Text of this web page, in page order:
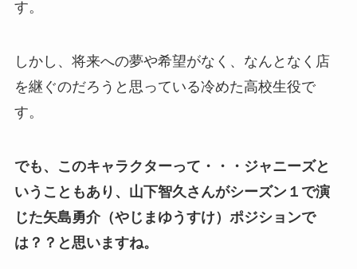
す。
しかし、 将来への夢や希望がなく、なんとなく店
を継ぐのだろうと思っている冷めた高校生役で
す。
でも、このキャラクターって・・・ジャニーズと
いうこともあり、山下智久さんがシーズン１で演
じた矢島勇介（やじまゆうすけ）ポジションで
は？？と思いますね。